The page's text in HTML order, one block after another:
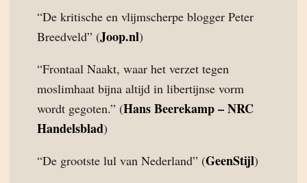
“De kritische en vlijmscherpe blogger Peter
Breedveld” (Joop.nl)
“Frontaal Naakt, waar het verzet tegen
moslimhaat bijna altijd in libertijnse vorm
wordt gegoten.” (Hans Beerekamp – NRC
Handelsblad)
“De grootste lul van Nederland” (GeenStijl)